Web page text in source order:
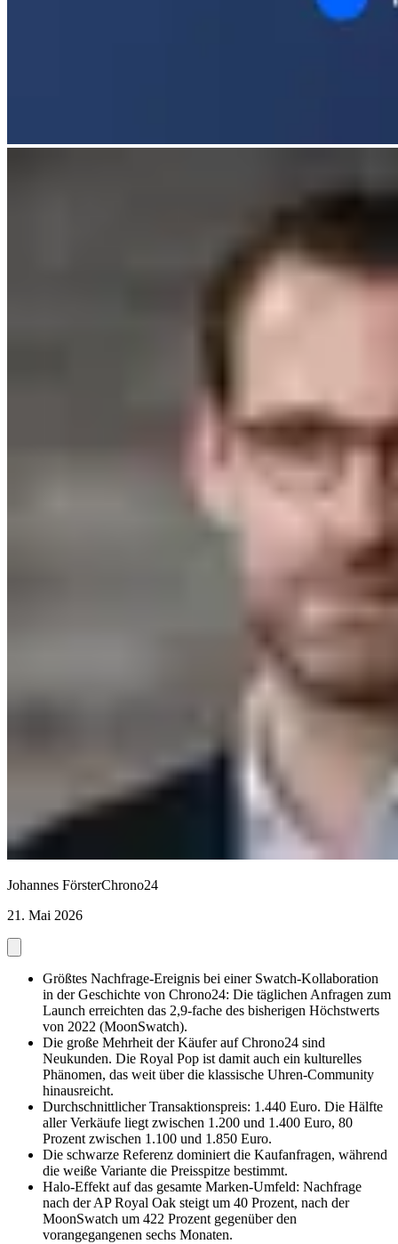
Johannes FörsterChrono24
21. Mai 2026
Größtes Nachfrage-Ereignis bei einer Swatch-Kollaboration
in der Geschichte von Chrono24: Die täglichen Anfragen zum
Launch erreichten das 2,9-fache des bisherigen Höchstwerts
von 2022 (MoonSwatch).
Die große Mehrheit der Käufer auf Chrono24 sind
Neukunden. Die Royal Pop ist damit auch ein kulturelles
Phänomen, das weit über die klassische Uhren-Community
hinausreicht.
Durchschnittlicher Transaktionspreis: 1.440 Euro. Die Hälfte
aller Verkäufe liegt zwischen 1.200 und 1.400 Euro, 80
Prozent zwischen 1.100 und 1.850 Euro.
Die schwarze Referenz dominiert die Kaufanfragen, während
die weiße Variante die Preisspitze bestimmt.
Halo-Effekt auf das gesamte Marken-Umfeld: Nachfrage
nach der AP Royal Oak steigt um 40 Prozent, nach der
MoonSwatch um 422 Prozent gegenüber den
vorangegangenen sechs Monaten.